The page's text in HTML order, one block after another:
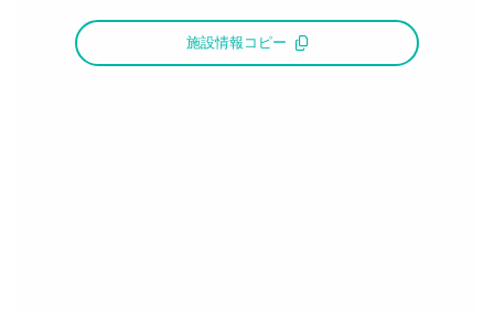
施設情報コピー